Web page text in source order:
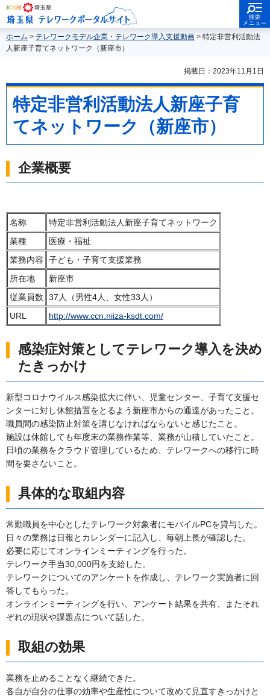
埼玉県
埼玉県テレワークポータルサイ
ト
検索・メニ
ュー
ホーム > テレワークモデル企業・テレワーク導入支援動画 > 特定非営利活動法
人新座子育てネットワーク（新座市）
掲載日：2023年11月1日
特定非営利活動法人新座子育
てネットワーク（新座市）
企業概要
名称
特定非営利活動法人新座子育てネットワーク
業種
医療・福祉
業務内容
子ども・子育て支援業務
所在地
新座市
従業員数
37人（男性4人、女性33人）
URL
http://www.ccn.niiza-ksdt.com/
感染症対策としてテレワーク導入を決め
たきっかけ
新型コロナウイルス感染拡大に伴い、児童センター、子育て支援セ
ンターに対し休館措置をとるよう新座市からの通達があったこと。
職員間の感染防止対策を講じなければならないと感じたこと。
施設は休館しても年度末の業務作業等、業務が山積していたこと。
日頃の業務をクラウド管理しているため、テレワークへの移行に時
間を要さないこと。
具体的な取組内容
常勤職員を中心としたテレワーク対象者にモバイルPCを貸与した。
日々の業務は日報とカレンダーに記入し、毎朝上長が確認した。
必要に応じてオンラインミーティングを行った。
テレワーク手当30,000円を支給した。
テレワークについてのアンケートを作成し、テレワーク実施者に回
答してもらった。
オンラインミーティングを行い、アンケート結果を共有、またそれ
ぞれの現状や課題点について話した。
取組の効果
業務を止めることなく継続できた。
各自が自分の仕事の効率や生産性について改めて見直すきっかけと